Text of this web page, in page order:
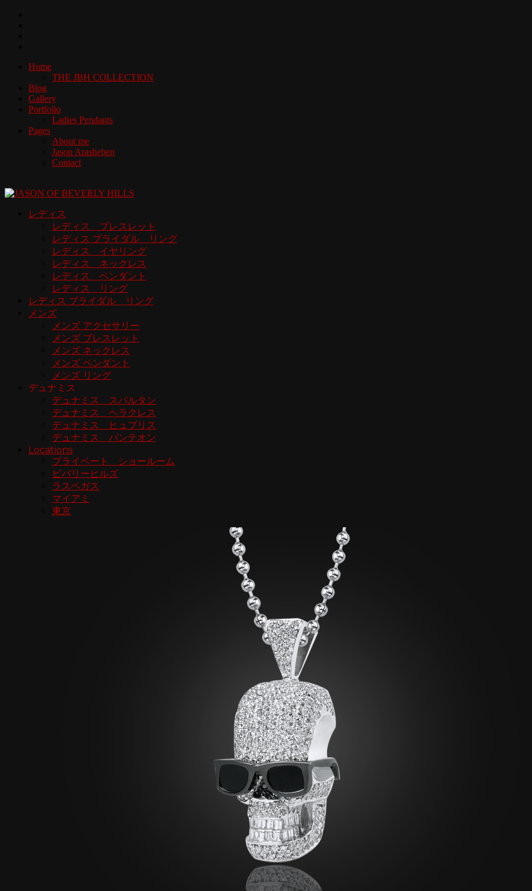
Home
THE JBH COLLECTION
Blog
Gallery
Portfolio
Ladies Pendants
Pages
About me
Jason Arasheben
Contact
レディス
レディス ブレスレット
レディス ブライダル リング
レディス イヤリング
レディス ネックレス
レディス ペンダント
レディス リング
レディス ブライダル リング
メンズ
メンズ アクセサリー
メンズ ブレスレット
メンズ ネックレス
メンズ ペンダント
メンズ リング
デュナミス
デュナミス スパルタン
デュナミス ヘラクレス
デュナミス ヒュブリス
デュナミス パンテオン
Locations
プライベート ショールーム
ビバリーヒルズ
ラスベガス
マイアミ
東京